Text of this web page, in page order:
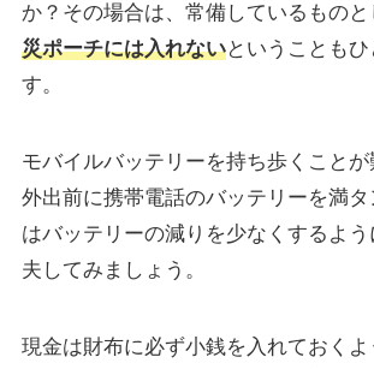
か？その場合は、常備しているものと
災ポーチには入れないということも
す。
モバイルバッテリーを持ち歩くことが
外出前に携帯電話のバッテリーを満
はバッテリーの減りを少なくするよ
夫してみましょう。
現金は財布に必ず小銭を入れておく